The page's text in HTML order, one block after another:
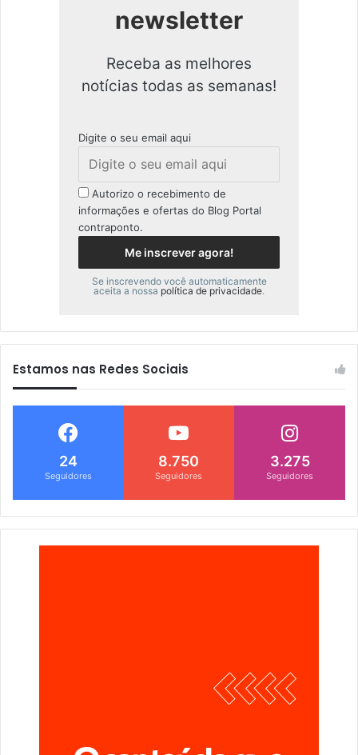
newsletter
Receba as melhores
notícias todas as semanas!
Digite o seu email aqui
Autorizo o recebimento de
informações e ofertas do Blog Portal
contraponto.
Se inscrevendo você automaticamente
aceita a nossa política de privacidade.
Estamos nas Redes Sociais
24
Seguidores
8.750
Seguidores
3.275
Seguidores